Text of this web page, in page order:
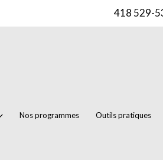
418 529-
Nos programmes Outils pratiques